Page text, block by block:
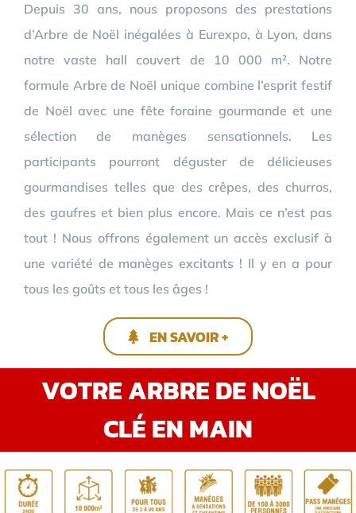
Depuis 30 ans, nous proposons des prestations
d’Arbre de Noël inégalées à Eurexpo, à Lyon, dans
notre vaste hall couvert de 10 000 m². Notre
formule Arbre de Noël unique combine l’esprit festif
de Noël avec une fête foraine gourmande et une
sélection de manèges sensationnels. Les
participants pourront déguster de délicieuses
gourmandises telles que des crêpes, des churros,
des gaufres et bien plus encore. Mais ce n’est pas
tout ! Nous offrons également un accès exclusif à
une variété de manèges excitants ! Il y en a pour
tous les goûts et tous les âges !
EN SAVOIR +
VOTRE ARBRE DE NOËL
CLÉ EN MAIN